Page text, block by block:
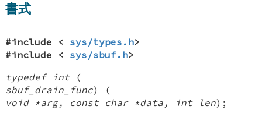
書式
#include < sys/types.h>
#include < sys/sbuf.h>
typedef int(
sbuf_drain_func) (
void *arg, const char *data, int len);